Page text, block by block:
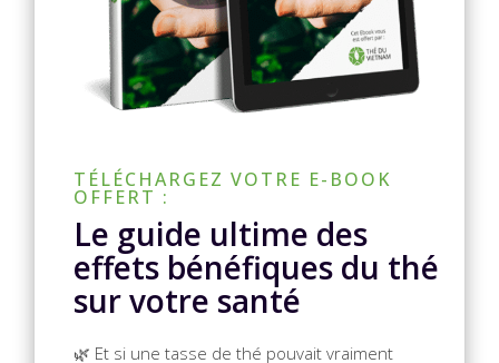
TÉLÉCHARGEZ VOTRE E-BOOK
OFFERT :
Le guide ultime des
effets bénéfiques du thé
sur votre santé
🌿 Et si une tasse de thé pouvait vraiment